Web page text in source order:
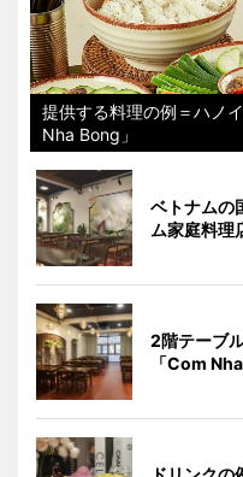
提供する料理の例＝ハノ
Nha Bong」
ベトナムの
ム家庭料理
2階テーブ
「Com